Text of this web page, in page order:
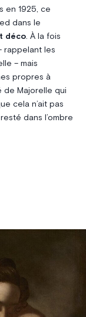
en 1925, ce
dans le
déco. À la fois
rappelant les
– mais
propres à
de Majorelle qui
cela n’ait pas
, resté dans l’ombre